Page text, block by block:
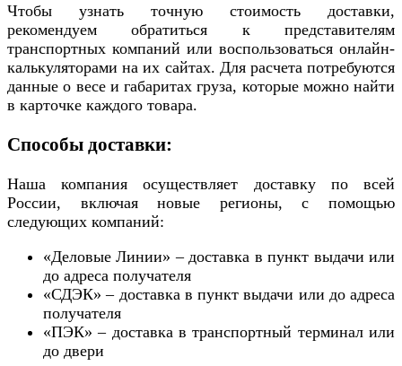
Чтобы узнать точную стоимость доставки,
рекомендуем обратиться к представителям
транспортных компаний или воспользоваться онлайн-
калькуляторами на их сайтах. Для расчета потребуются
данные о весе и габаритах груза, которые можно найти
в карточке каждого товара.
Способы доставки:
Наша компания осуществляет доставку по всей
России, включая новые регионы, с помощью
следующих компаний:
«Деловые Линии» – доставка в пункт выдачи или
до адреса получателя
«СДЭК» – доставка в пункт выдачи или до адреса
получателя
«ПЭК» – доставка в транспортный терминал или
до двери